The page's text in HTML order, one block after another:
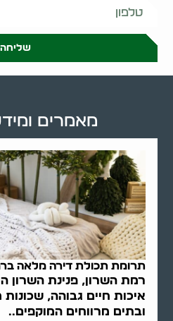
שליחה
תרומת תכולת דירה מלאה
רמת השרון, פנינת השרון
איכות חיים גבוהה, שכונות
ובתים מרווחים המוקפים..
מאמרים